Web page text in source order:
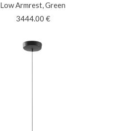
Low Armrest, Green
3444.00 €